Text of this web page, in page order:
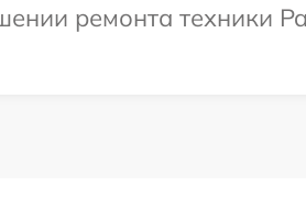
ремонта техники